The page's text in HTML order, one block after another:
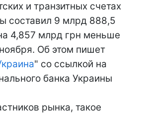
и транзитных счетах
составил 9 млрд 888,5
4,857 млрд грн меньше
Об этом пишет
" со ссылкой на
банка Украины
рынка, такое